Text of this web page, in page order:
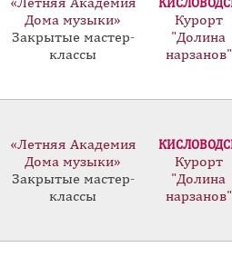
Дома музыки»
Закрытые мастер-
классы
Курорт
"Долина
нарзанов"
«Летняя Академия
Дома музыки»
Закрытые мастер-
классы
Курорт
"Долина
нарзанов"